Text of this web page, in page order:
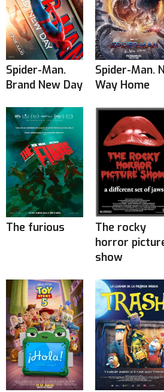
Spider-Man.
Brand New Day
Spider-Man.
Way Home
The furious
The rocky
horror
show